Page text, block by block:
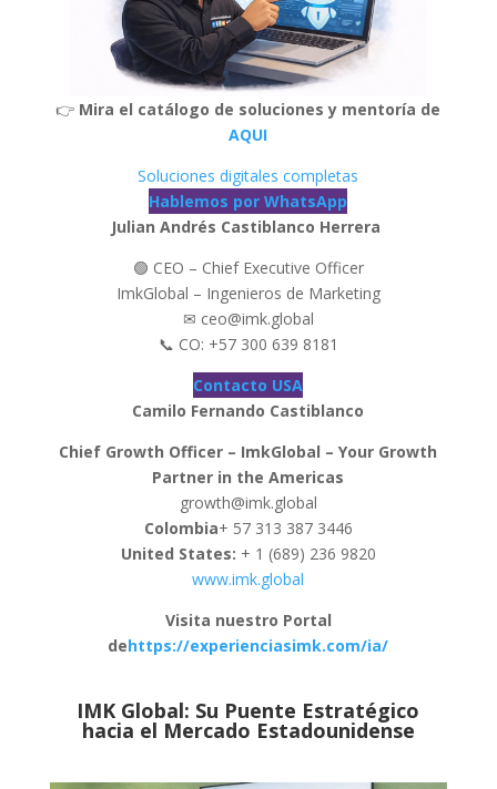
👉 Mira el catálogo de soluciones y mentoría de
AQUI
Soluciones digitales completas
Hablemos por WhatsApp
Julian Andrés Castiblanco Herrera
🟢 CEO – Chief Executive Officer
ImkGlobal – Ingenieros de Marketing
✉ ceo@imk.global
📞 CO: +57 300 639 8181
Contacto USA
Camilo Fernando Castiblanco
Chief Growth Officer – ImkGlobal – Your Growth
Partner in the Americas
growth@imk.global
Colombia+ 57 313 387 3446
United States: + 1 (689) 236 9820
www.imk.global
Visita nuestro Portal
dehttps://experienciasimk.com/ia/
IMK Global: Su Puente Estratégico
hacia el Mercado Estadounidense